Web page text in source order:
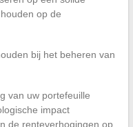
op de
bij het beheren van
van uw portefeuille
impact
de renteverhogingen op